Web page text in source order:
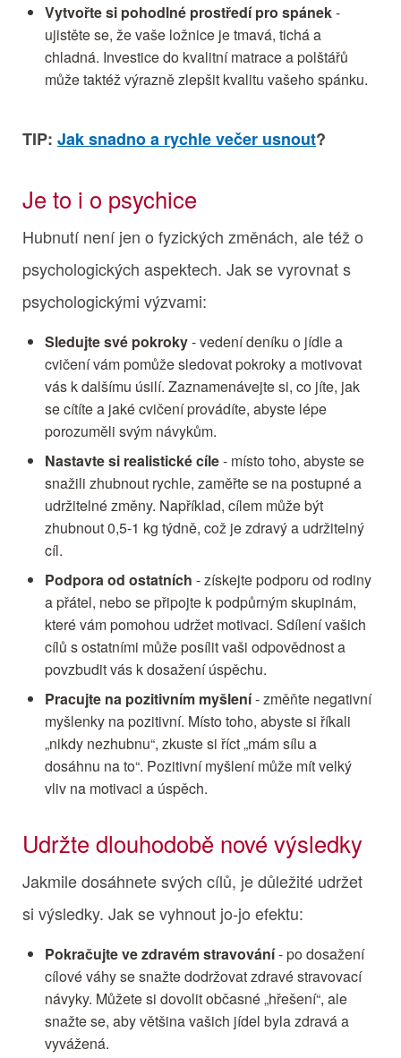
Vytvořte si pohodlné prostředí pro spánek-
ujistěte se, že vaše ložnice je tmavá, tichá a
chladná. Investice do kvalitní matrace a polštářů
může taktéž výrazně zlepšit kvalitu vašeho spánku.
TIP: Jak snadno a rychle večer usnout?
Je to i o psychice
Hubnutí není jen o fyzických změnách, ale též o
psychologických aspektech. Jak se vyrovnat s
psychologickými výzvami:
Sledujte své pokroky- vedení deníku o jídle a
cvičení vám pomůže sledovat pokroky a motivovat
vás k dalšímu úsilí. Zaznamenávejte si, co jíte, jak
se cítíte a jaké cvičení provádíte, abyste lépe
porozuměli svým návykům.
Nastavte si realistické cíle- místo toho, abyste se
snažili zhubnout rychle, zaměřte se na postupné a
udržitelné změny. Například, cílem může být
zhubnout 0,5-1 kg týdně, což je zdravý a udržitelný
cíl.
Podpora od ostatních - získejte podporu od rodiny
a přátel, nebo se připojte k podpůrným skupinám,
které vám pomohou udržet motivaci. Sdílení vašich
cílů s ostatními může posílit vaši odpovědnost a
povzbudit vás k dosažení úspěchu.
Pracujte na pozitivním myšlení- změňte negativní
myšlenky na pozitivní. Místo toho, abyste si říkali
„nikdy nezhubnu“, zkuste si říct „mám sílu a
dosáhnu na to“. Pozitivní myšlení může mít velký
vliv na motivaci a úspěch.
Udržte dlouhodobě nové výsledky
Jakmile dosáhnete svých cílů, je důležité udržet
si výsledky. Jak se vyhnout jo-jo efektu:
Pokračujte ve zdravém stravování- po dosažení
cílové váhy se snažte dodržovat zdravé stravovací
návyky. Můžete si dovolit občasné „hřešení“, ale
snažte se, aby většina vašich jídel byla zdravá a
vyvážená.